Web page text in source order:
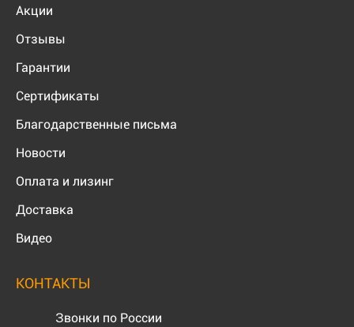
Акции
Отзывы
Гарантии
Сертификаты
Благодарственные письма
Новости
Оплата и лизинг
Доставка
Видео
КОНТАКТЫ
Звонки по России